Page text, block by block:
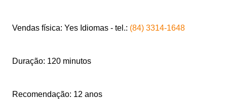
Vendas física: Yes Idiomas - tel.: (84) 3314-1648
Duração: 120 minutos
Recomendação: 12 anos